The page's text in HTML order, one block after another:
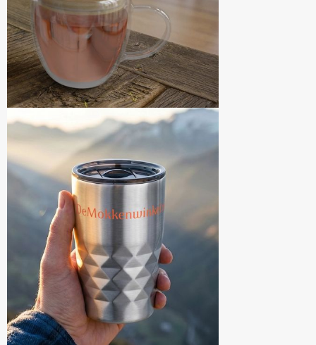
Fullcolour mokken bedrukken
Geschenksets
Goedkope mokken
Grote mokken
Kop en schotels
Krijtmokken
Magic mokken
Milieuvriendelijke mokken
Mokken met naam
NIEUWE mokken